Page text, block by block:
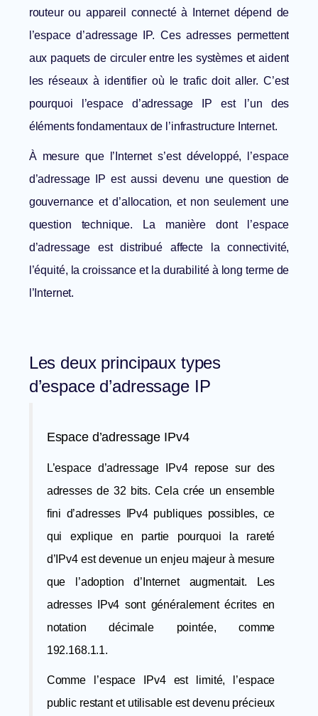
routeur ou appareil connecté à Internet dépend de
l’espace d’adressage IP. Ces adresses permettent
aux paquets de circuler entre les systèmes et aident
les réseaux à identifier où le trafic doit aller. C’est
pourquoi l’espace d’adressage IP est l’un des
éléments fondamentaux de l’infrastructure Internet.
À mesure que l’Internet s’est développé, l’espace
d’adressage IP est aussi devenu une question de
gouvernance et d’allocation, et non seulement une
question technique. La manière dont l’espace
d’adressage est distribué affecte la connectivité,
l’équité, la croissance et la durabilité à long terme de
l’Internet.
Les deux principaux types
d’espace d’adressage IP
Espaced’adressage IPv4
L’espace d’adressage IPv4 repose sur des
adresses de 32 bits. Cela crée un ensemble
fini d’adresses IPv4 publiques possibles, ce
qui explique en partie pourquoi la rareté
d’IPv4 est devenue un enjeu majeur à mesure
que l’adoption d’Internet augmentait. Les
adresses IPv4 sont généralement écrites en
notation décimale pointée, comme
192.168.1.1.
Comme l’espace IPv4 est limité, l’espace
public restant et utilisable est devenu précieux